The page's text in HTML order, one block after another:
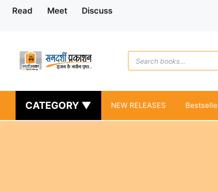
Skip
Read Meet Discuss
Products
search
CATEGORY ▼ NEW RELEASES